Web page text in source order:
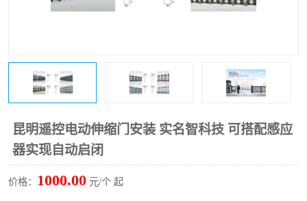
昆明遥控电动伸缩门安装 实名智科技 可搭配感应
器实现自动启闭
价格： 1000.00 元/个 起